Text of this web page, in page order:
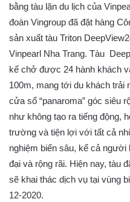
bằng tàu lặn du lịch của
đoàn Vingroup đã đặt hàng
sản xuất tàu Triton
Vinpearl Nha Trang. Tàu
kế chở được 24 hành khách
100m, mang tới du khách trải
cửa sổ “panaroma” góc siêu
như không tạo ra tiếng động,
trường và tiện lợi với tất cả
nghiệm biển sâu, kể cả
đại và rộng rãi. Hiện nay, tàu
sẽ khai thác dịch vụ tại vùng
12-2020.